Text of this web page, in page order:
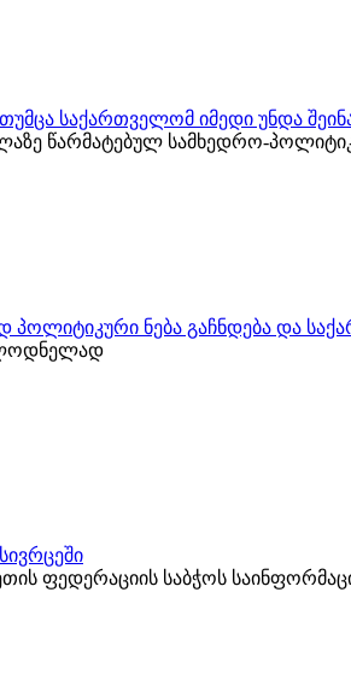
საქართველომ იმედი უნდა
წარმატებულ სამხედრო-
ნება გაჩნდება და
ფედერაციის საბჭოს